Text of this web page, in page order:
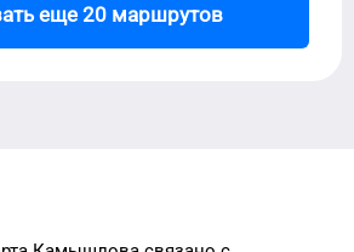
еще 20 маршрутов